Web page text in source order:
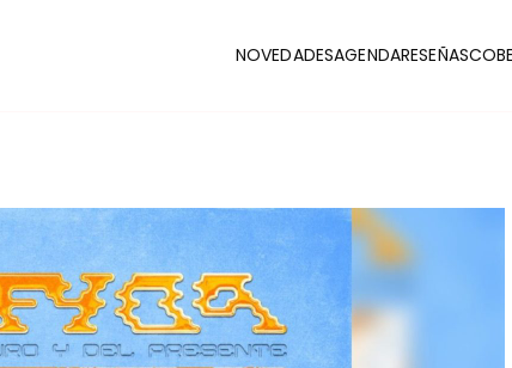
NOVEDADESAGENDARESEÑAS